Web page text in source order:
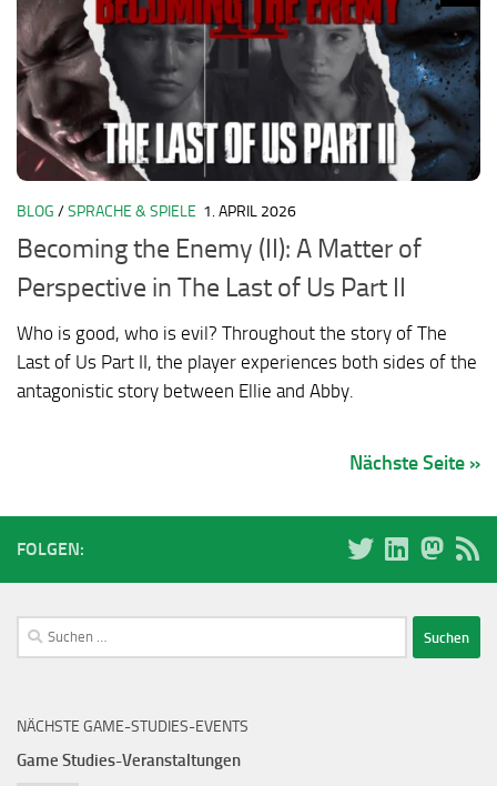
BLOG /SPRACHE & SPIELE 1. APRIL 2026
Becoming the Enemy (II): A Matter of
Perspective in The Last of Us Part II
Who is good, who is evil? Throughout the story of The
Last of Us Part II, the player experiences both sides of the
antagonistic story between Ellie and Abby.
Nächste Seite »
FOLGEN:
Suchen
nach:
NÄCHSTE GAME-STUDIES-EVENTS
Game Studies-Veranstaltungen